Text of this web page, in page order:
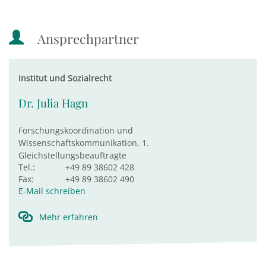
Ansprechpartner
Institut und Sozialrecht
Dr. Julia Hagn
Forschungskoordination und
Wissenschaftskommunikation, 1.
Gleichstellungsbeauftragte
Tel.:
+49 89 38602 428
Fax:
+49 89 38602 490
E-Mail schreiben
Mehr erfahren